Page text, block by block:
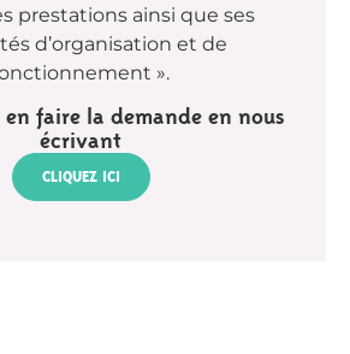
prestations ainsi que ses
d’organisation et de
».
en faire la demande en nous
écrivant
CLIQUEZ ICI